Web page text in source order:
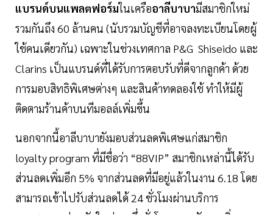
แบรนด์บนแพลตฟอร์มในเครืออาลีบาบามีสมาชิกใหม่
รวมกันถึง 60 ล้านคน (นับรวมบัญชีที่อาจลงทะเบียนโดยผู้
ใช้คนเดียวกัน) เฉพาะในช่วงเทศกาล P&G Shiseido และ
Clarins เป็นแบรนด์ที่ได้รับการตอบรับที่ดีจากลูกค้า ด้วย
การมอบสิทธิพิเศษต่างๆ และสินค้าทดลองใช้ ทำให้มีผู้
ติดตามร้านค้าบนทีมอลล์เพิ่มขึ้น
นอกจากนี้อาลีบาบายังมอบส่วนลดพิเศษแก่สมาชิก
loyalty program ที่มีชื่อว่า “88VIP” สมาชิกเหล่านี้ได้รับ
ส่วนลดเพิ่มอีก 5% จากส่วนลดที่มีอยู่แล้วในงาน 6.18 โดย
สามารถเข้าไปรับส่วนลดได้ 24 ชั่วโมงผ่านบริการ